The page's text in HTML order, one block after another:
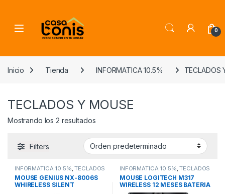
0
Inicio Tienda INFORMATICA 10.5% TECLADOS
TECLADOS Y MOUSE
Mostrando los 2 resultados
Filters
INFORMATICA 10.5%,TECLADOS
Y MOUSE
MOUSE GENIUS NX-8006S
WHIRELESS SILENT
INFORMATICA 10.5%,TECLADOS
Y MOUSE
MOUSE LOGITECH M317
WIRELESS 12 MESES BATERIA